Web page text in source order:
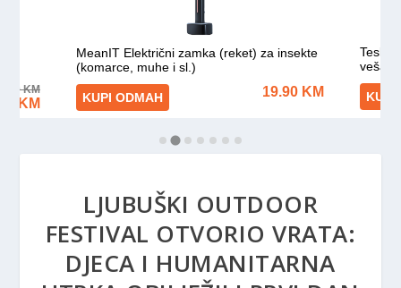
LJUBUŠKI OUTDOOR
FESTIVAL OTVORIO VRATA:
DJECA I HUMANITARNA